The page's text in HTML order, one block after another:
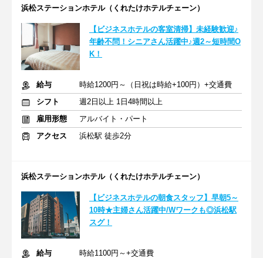
浜松ステーションホテル（くれたけホテルチェーン）
【ビジネスホテルの客室清掃】未経験歓迎♪
年齢不問！シニアさん活躍中♪週2～短時間O
K！
給与
時給1200円～（日祝は時給+100円）+交通費
シフト
週2日以上 1日4時間以上
雇用形態
アルバイト・パート
アクセス
浜松駅 徒歩2分
浜松ステーションホテル（くれたけホテルチェーン）
【ビジネスホテルの朝食スタッフ】早朝5～
10時★主婦さん活躍中/Wワークも◎浜松駅
スグ！
給与
時給1100円～+交通費